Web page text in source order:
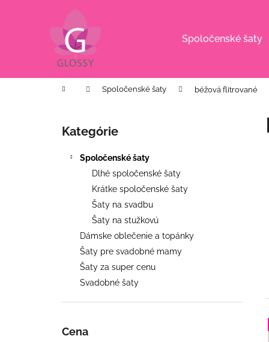
Spoločenské šaty
Domov Spoločenské šaty béžová flitrované
Preskočiť
kategórie
Kategórie
Spoločenské šaty
Dlhé spoločenské šaty
Krátke spoločenské šaty
Šaty na svadbu
Šaty na stužkovú
Dámske oblečenie a topánky
Šaty pre svadobné mamy
Šaty za super cenu
Svadobné šaty
Cena
Späť
obchodu
Späť
obchodu
KVETINOVÉ KOŠEĽOVÉ ŠATY S
OPASKOM
€26